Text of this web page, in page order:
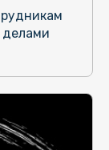
делами